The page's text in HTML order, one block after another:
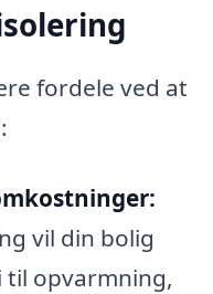
fordele ved at
vil din bolig
opvarmning,